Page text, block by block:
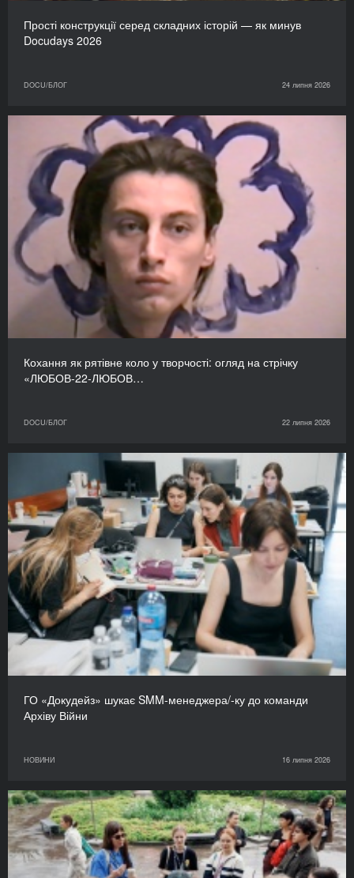
Прості конструкції серед складних історій — як минув
Docudays 2026
DOCU/БЛОГ 24 липня 2026
Кохання як рятівне коло у творчості: огляд на стрічку
«ЛЮБОВ-22-ЛЮБОВ…
DOCU/БЛОГ 22 липня 2026
ГО «Докудейз» шукає SMM-менеджера/-ку до команди
Архіву Війни
НОВИНИ 16 липня 2026